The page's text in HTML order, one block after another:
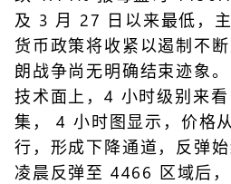
及 3 月 27 日以来最低，
货币政策将收紧以遏制不
朗战争尚无明确结束迹象。
技术面上，4 小时级别来
集， 4 小时图显示，价格
行，形成下降通道，反弹始
凌晨反弹至 4466 区域后